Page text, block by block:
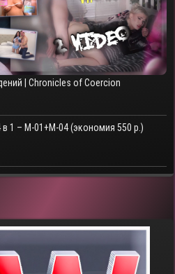
| Chronicles of Coercion
1 – M-01+M-04 (экономия 550 р.)